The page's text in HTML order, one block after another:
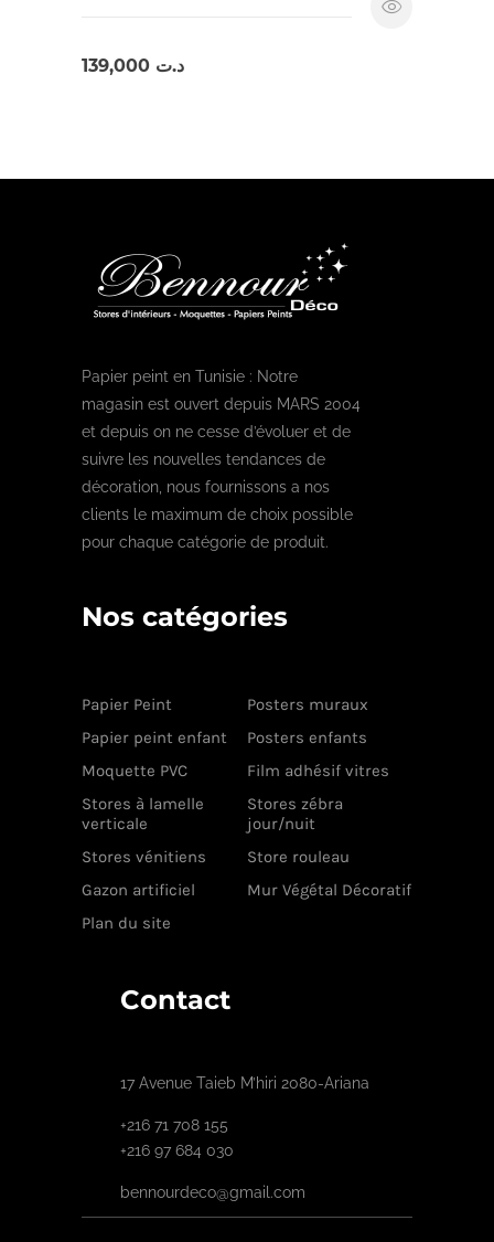
د.ت
Papier peint en Tunisie : Notre
magasin est ouvert depuis MARS 2004
et depuis on ne cesse d’évoluer et de
suivre les nouvelles tendances de
décoration, nous fournissons a nos
clients le maximum de choix possible
pour chaque catégorie de produit.
Nos catégories
Papier Peint
Posters muraux
Papier peint enfant
Posters enfants
Moquette PVC
Film adhésif vitres
Stores à lamelle
verticale
Stores zébra
jour/nuit
Stores vénitiens
Store rouleau
Gazon artificiel
Mur Végétal Décoratif
Plan du site
Contact
17 Avenue Taieb M’hiri 2080-Ariana
+216 71 708 155
+216 97 684 030
bennourdeco@gmail.com